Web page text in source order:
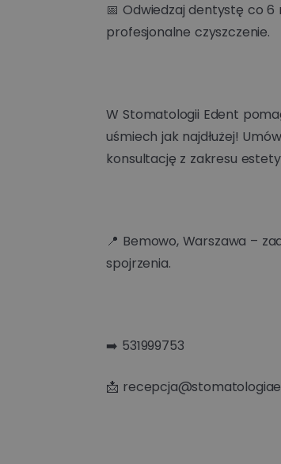
📅 Odwiedzaj dentystę co
profesjonalne czyszczenie.
W Stomatologii Edent
uśmiech jak najdłużej!
konsultację z zakresu
📍 Bemowo, Warszawa –
spojrzenia.
➡️ 531999753
📩